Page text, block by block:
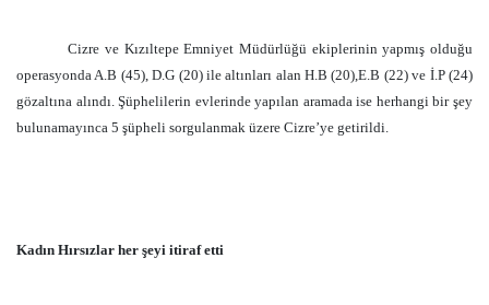
Cizre ve Kızıltepe Emniyet Müdürlüğü ekiplerinin yapmış olduğu
operasyonda A.B (45), D.G (20) ile altınları alan H.B (20),E.B (22) ve İ.P (24)
gözaltına alındı. Şüphelilerin evlerinde yapılan aramada ise herhangi bir şey
bulunamayınca 5 şüpheli sorgulanmak üzere Cizre’ye getirildi.
Kadın Hırsızlar her şeyi itiraf etti